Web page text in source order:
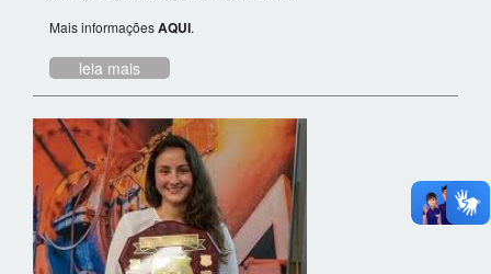
Mais informaçõesAQUI.
leia mais